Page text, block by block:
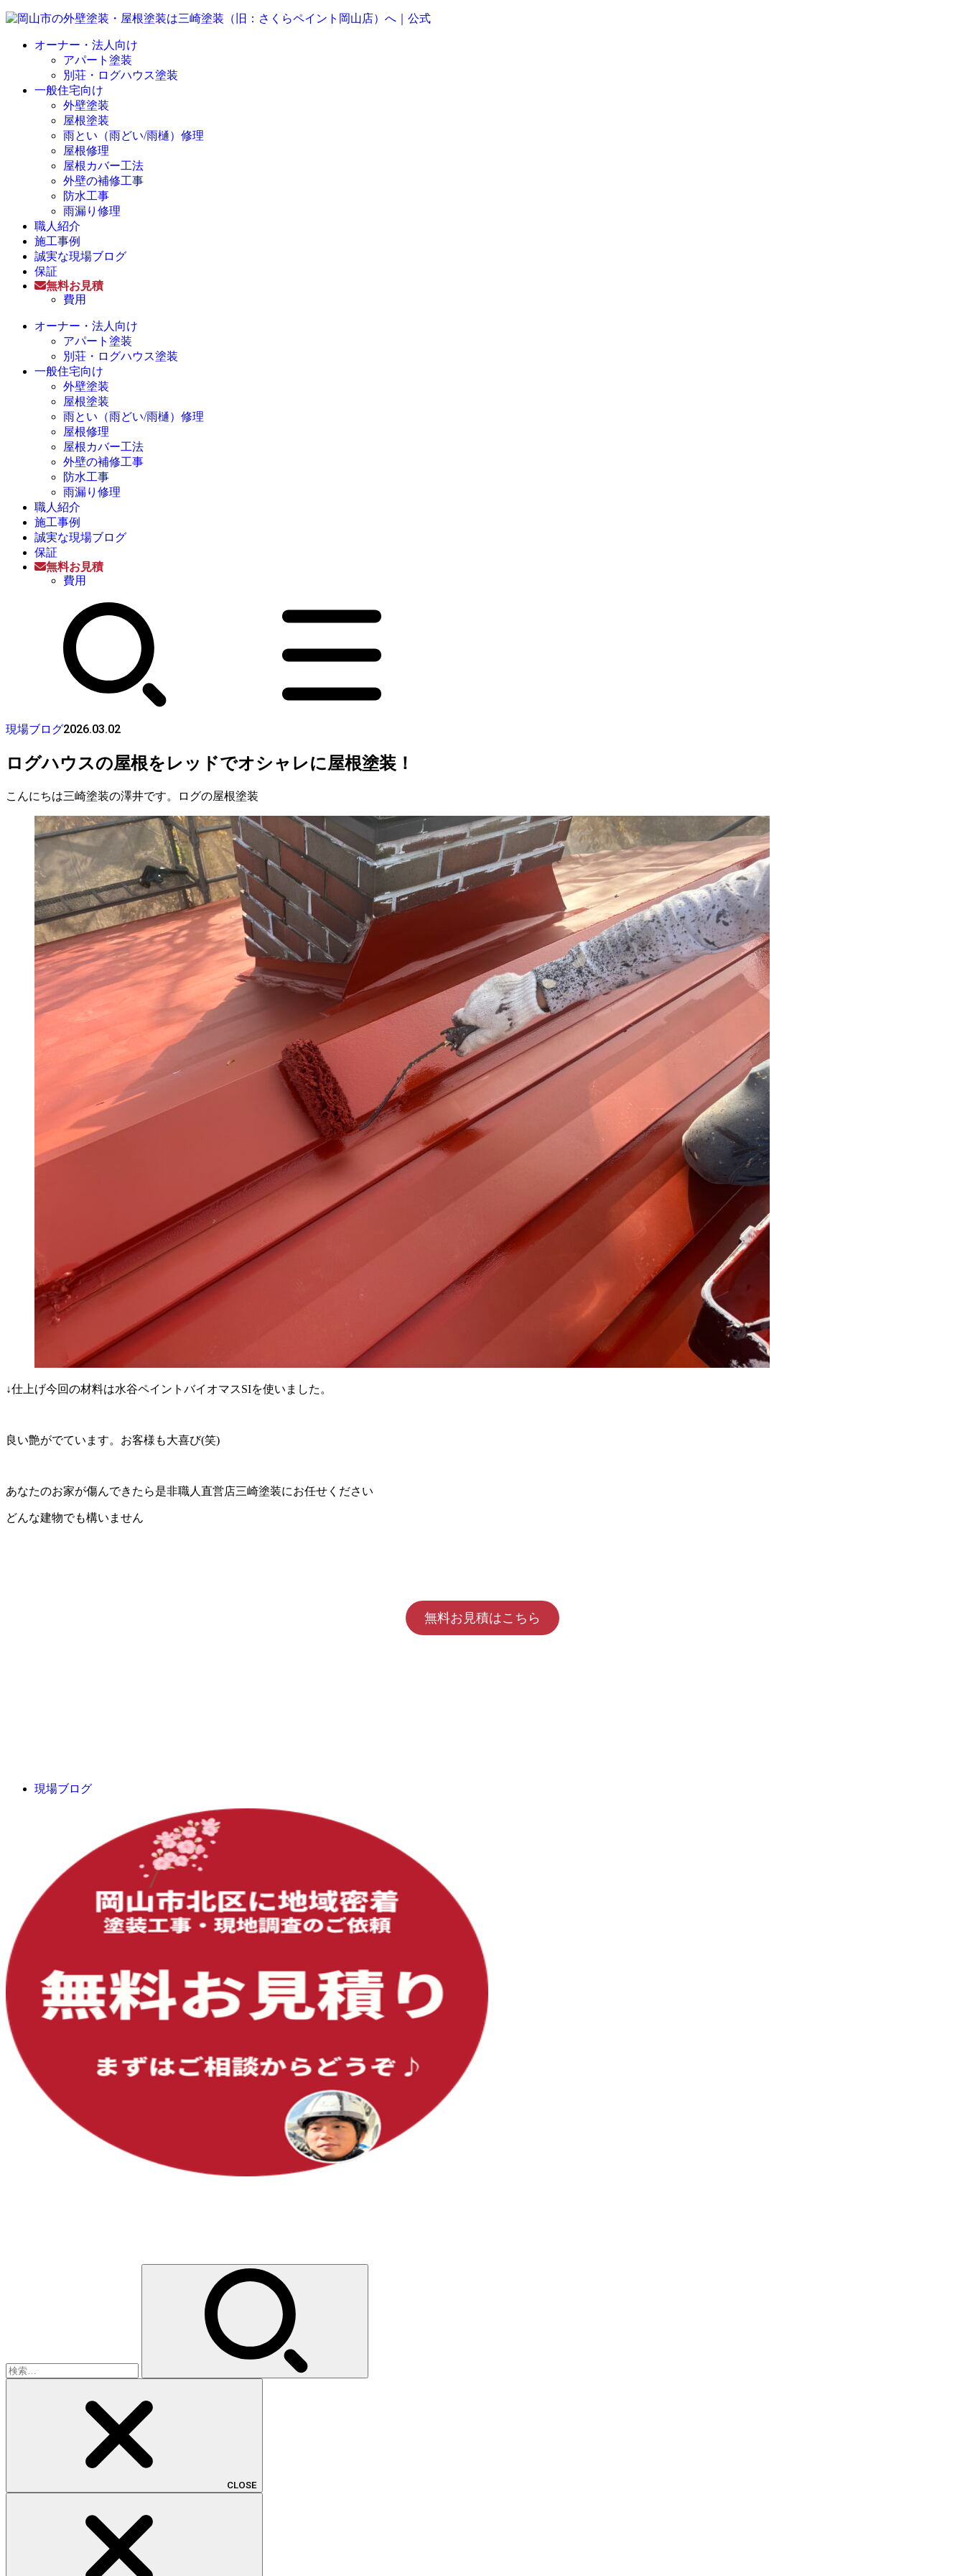
オーナー・法人向け
アパート塗装
別荘・ログハウス塗装
一般住宅向け
外壁塗装
屋根塗装
雨とい（雨どい/雨樋）修理
屋根修理
屋根カバー工法
外壁の補修工事
防水工事
雨漏り修理
職人紹介
施工事例
誠実な現場ブログ
保証
無料お見積
費用
オーナー・法人向け
アパート塗装
別荘・ログハウス塗装
一般住宅向け
外壁塗装
屋根塗装
雨とい（雨どい/雨樋）修理
屋根修理
屋根カバー工法
外壁の補修工事
防水工事
雨漏り修理
職人紹介
施工事例
誠実な現場ブログ
保証
無料お見積
費用
現場ブログ2026.03.02
ログハウスの屋根をレッドでオシャレに屋根塗装！
こんにちは三崎塗装の澤井です。ログの屋根塗装
↓仕上げ今回の材料は水谷ペイントバイオマスSIを使いました。
良い艶がでています。お客様も大喜び(笑)
あなたのお家が傷んできたら是非職人直営店三崎塗装にお任せください
どんな建物でも構いません
無料お見積はこちら
現場ブログ
CLOSE